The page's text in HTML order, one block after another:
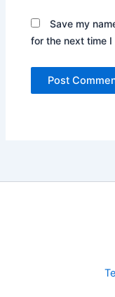
Save my
for the next time I